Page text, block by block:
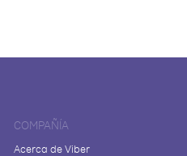
COMPAÑÍA
Acerca de Viber